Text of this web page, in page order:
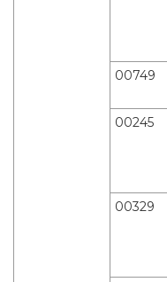
00749
00245
00329